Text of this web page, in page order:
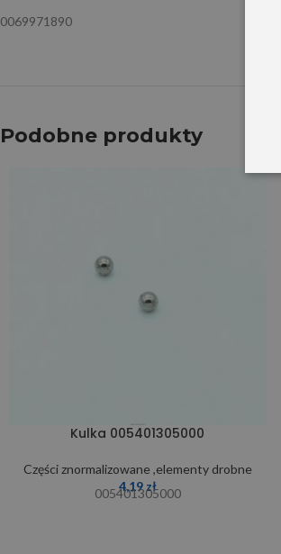
0069971890
Podobne produkty
Kulka 005401305000
Części znormalizowane ,elementy drobne
4,19 zł
005401305000